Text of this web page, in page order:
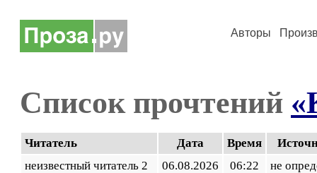
Авторы
Список прочтений
Читатель Дата Время
неизвестный читатель 2
06.08.2026 06:22
не